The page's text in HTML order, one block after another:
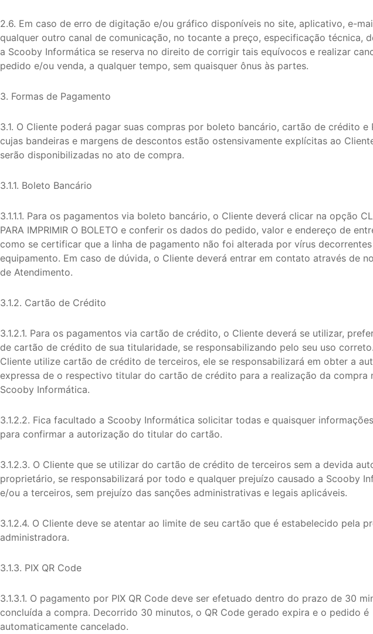
2.6. Em caso de erro de digitação e/ou gráfico disponíveis no site, aplicativo, e-
qualquer outro canal de comunicação, no tocante a preço, especificação técnica,
a Scooby Informática se reserva no direito de corrigir tais equívocos e realizar
pedido e/ou venda, a qualquer tempo, sem quaisquer ônus às partes.
3. Formas de Pagamento
3.1. O Cliente poderá pagar suas compras por boleto bancário, cartão de crédito e
cujas bandeiras e margens de descontos estão ostensivamente explícitas ao
serão disponibilizadas no ato de compra.
3.1.1. Boleto Bancário
3.1.1.1. Para os pagamentos via boleto bancário, o Cliente deverá clicar na opção
PARA IMPRIMIR O BOLETO e conferir os dados do pedido, valor e endereço de
como se certificar que a linha de pagamento não foi alterada por vírus
equipamento. Em caso de dúvida, o Cliente deverá entrar em contato através de
de Atendimento.
3.1.2. Cartão de Crédito
3.1.2.1. Para os pagamentos via cartão de crédito, o Cliente deverá se utilizar,
de cartão de crédito de sua titularidade, se responsabilizando pelo seu uso
Cliente utilize cartão de crédito de terceiros, ele se responsabilizará em obter a
expressa de o respectivo titular do cartão de crédito para a realização da compra
Scooby Informática.
3.1.2.2. Fica facultado a Scooby Informática solicitar todas e quaisquer
para confirmar a autorização do titular do cartão.
3.1.2.3. O Cliente que se utilizar do cartão de crédito de terceiros sem a devida
proprietário, se responsabilizará por todo e qualquer prejuízo causado a Scooby
e/ou a terceiros, sem prejuízo das sanções administrativas e legais aplicáveis.
3.1.2.4. O Cliente deve se atentar ao limite de seu cartão que é estabelecido pela
administradora.
3.1.3. PIX QR Code
3.1.3.1. O pagamento por PIX QR Code deve ser efetuado dentro do prazo de 30
concluída a compra. Decorrido 30 minutos, o QR Code gerado expira e o pedido é
automaticamente cancelado.